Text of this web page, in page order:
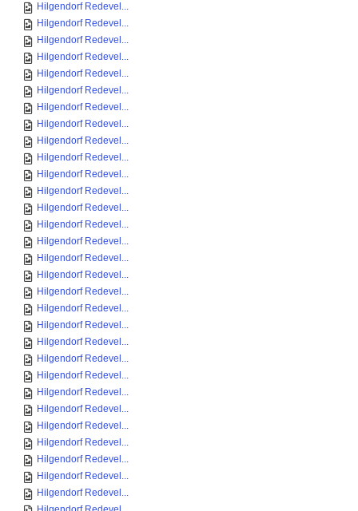
Hilgendorf Redevel...
Hilgendorf Redevel...
Hilgendorf Redevel...
Hilgendorf Redevel...
Hilgendorf Redevel...
Hilgendorf Redevel...
Hilgendorf Redevel...
Hilgendorf Redevel...
Hilgendorf Redevel...
Hilgendorf Redevel...
Hilgendorf Redevel...
Hilgendorf Redevel...
Hilgendorf Redevel...
Hilgendorf Redevel...
Hilgendorf Redevel...
Hilgendorf Redevel...
Hilgendorf Redevel...
Hilgendorf Redevel...
Hilgendorf Redevel...
Hilgendorf Redevel...
Hilgendorf Redevel...
Hilgendorf Redevel...
Hilgendorf Redevel...
Hilgendorf Redevel...
Hilgendorf Redevel...
Hilgendorf Redevel...
Hilgendorf Redevel...
Hilgendorf Redevel...
Hilgendorf Redevel...
Hilgendorf Redevel...